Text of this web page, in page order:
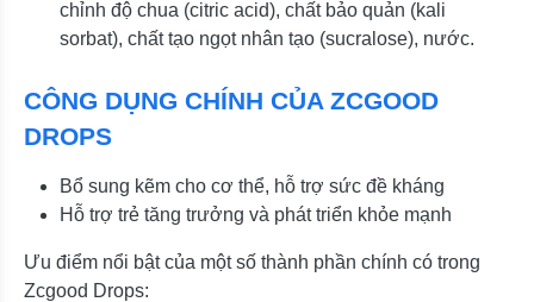
chỉnh độ chua (citric acid), chất bảo quản (kali
sorbat), chất tạo ngọt nhân tạo (sucralose), nước.
CÔNG DỤNG CHÍNH CỦA ZCGOOD
DROPS
Bổ sung kẽm cho cơ thể, hỗ trợ sức đề kháng
Hỗ trợ trẻ tăng trưởng và phát triển khỏe mạnh
Ưu điểm nổi bật của một số thành phần chính có trong
Zcgood Drops: